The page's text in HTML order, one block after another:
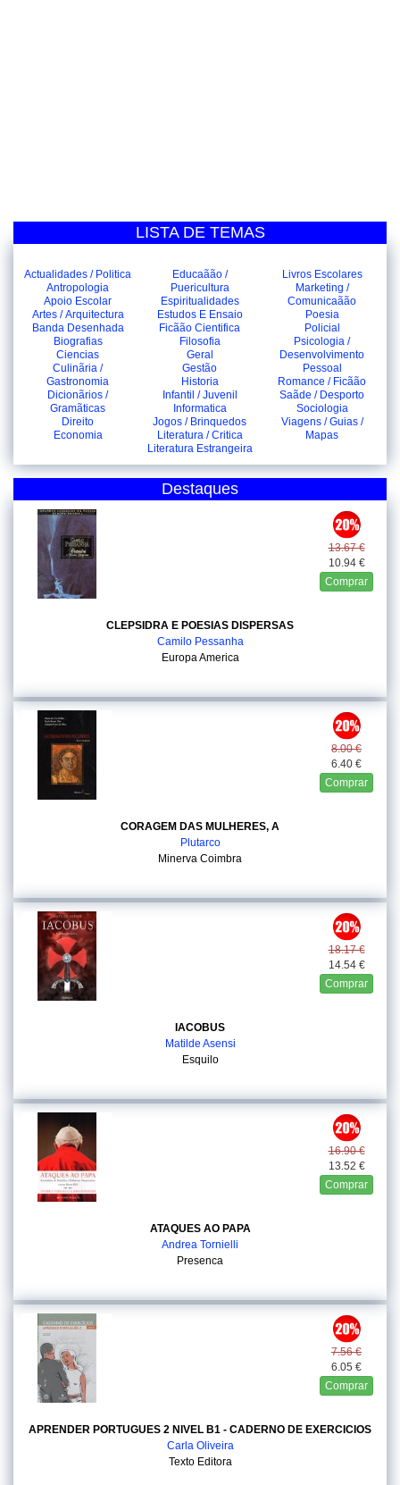
LISTA DE TEMAS
Actualidades / Politica
Antropologia
Apoio Escolar
Artes / Arquitectura
Banda Desenhada
Biografias
Ciencias
Culinãria /
Gastronomia
Dicionãrios /
Gramãticas
Direito
Economia
Educaãão /
Puericultura
Espiritualidades
Estudos E Ensaio
Ficãão Cientifica
Filosofia
Geral
Gestão
Historia
Infantil / Juvenil
Informatica
Jogos / Brinquedos
Literatura / Critica
Literatura Estrangeira
Livros Escolares
Marketing /
Comunicaãão
Poesia
Policial
Psicologia /
Desenvolvimento
Pessoal
Romance / Ficãão
Saãde / Desporto
Sociologia
Viagens / Guias /
Mapas
Destaques
13.67 €
10.94 €
Comprar
CLEPSIDRA E POESIAS DISPERSAS
Camilo Pessanha
Europa America
8.00 €
6.40 €
Comprar
CORAGEM DAS MULHERES, A
Plutarco
Minerva Coimbra
18.17 €
14.54 €
Comprar
IACOBUS
Matilde Asensi
Esquilo
16.90 €
13.52 €
Comprar
ATAQUES AO PAPA
Andrea Tornielli
Presenca
7.56 €
6.05 €
Comprar
APRENDER PORTUGUES 2 NIVEL B1 - CADERNO DE EXERCICIOS
Carla Oliveira
Texto Editora